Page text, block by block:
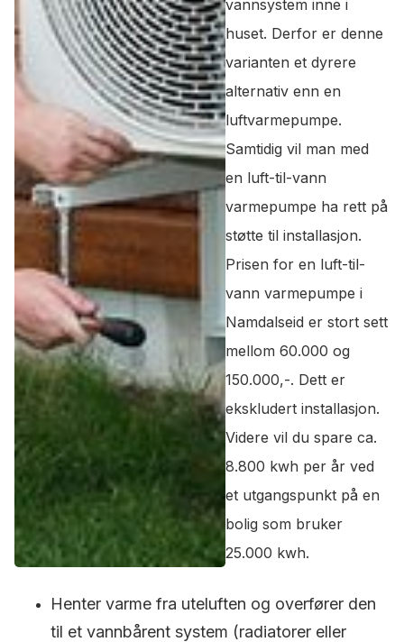
vannsystem inne i
huset. Derfor er denne
varianten et dyrere
alternativ enn en
luftvarmepumpe.
Samtidig vil man med
en luft-til-vann
varmepumpe ha rett på
støtte til installasjon.
Prisen for en luft-til-
vann varmepumpe i
Namdalseid er stort sett
mellom 60.000 og
150.000,-. Dett er
ekskludert installasjon.
Videre vil du spare ca.
8.800 kwh per år ved
et utgangspunkt på en
bolig som bruker
25.000 kwh.
Henter varme fra uteluften og overfører den
til et vannbårent system (radiatorer eller